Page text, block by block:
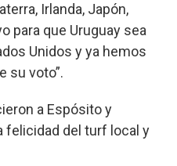
Irlanda, Japón,
para que Uruguay sea
Unidos y ya hemos
su voto”.
a Espósito y
felicidad del turf local y